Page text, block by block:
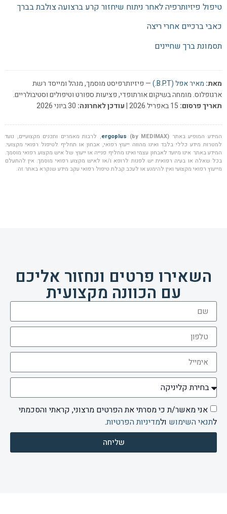
טיפול פיזיותרפיה לאחר ניתוח שיחזור קרע ברצועה צולבת בברך
כאבי ברכיים אחרי ריצה
תסמונת ברך שחיינים
מאת: מאיר אפל (B.P.T.)
— פיזיותרפיסט מוסמך, מנהל ומייסד רשת
ארגופלוס. מומחה בשיקום אורתופדי, פציעות ספורט וטיפולים וסטיבולריים.
תאריך פרסום:
עודכן לאחרונה:
המידע המופיע באתר ergoplus (by MEDIMAX)
, לרבות מאמרים ותכנים מקצועיים, נועד
למטרות מידע כללי בלבד ואינו מהווה ייעוץ רפואי, אבחון או תחליף לטיפול רפואי מקצועי.
המידע באתר אינו מיועד לאבחון עצמי ואינו מחליף פנייה או ייעוץ של איש מקצוע רפואי מוסמך.
בכל שאלה או בעיה רפואית יש לפנות לרופא ו/או לאיש מקצוע רפואי מוסמך. אין להתעלם
מייעוץ רפואי מקצועי ואין להימנע או לעכב קבלת טיפול רפואי עקב מידע שנקרא באתר זה.
השאירו פרטים ונחזור אליכם
עם הכוונה מקצועית
אני מאשר/ת כי מסרתי את הפרטים מרצוני, קראתי והסכמתי
לתנאי השימוש ולמדיניות הפרטיות.
שליחה